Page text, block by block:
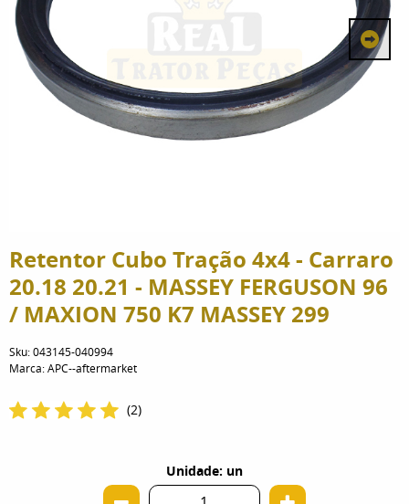
Retentor Cubo Tração 4x4 - Carraro
20.18 20.21 - MASSEY FERGUSON 96
/ MAXION 750 K7 MASSEY 299
Sku:043145-040994
Marca:APC--aftermarket
(2)
Unidade: un